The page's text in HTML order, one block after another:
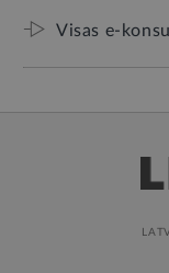
Visas e-